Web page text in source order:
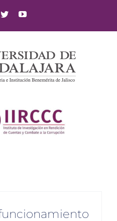
TwitterYouTube